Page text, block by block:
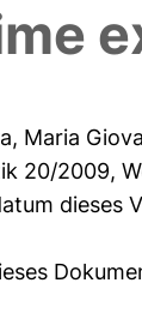
Maria
20/2009,
dieses